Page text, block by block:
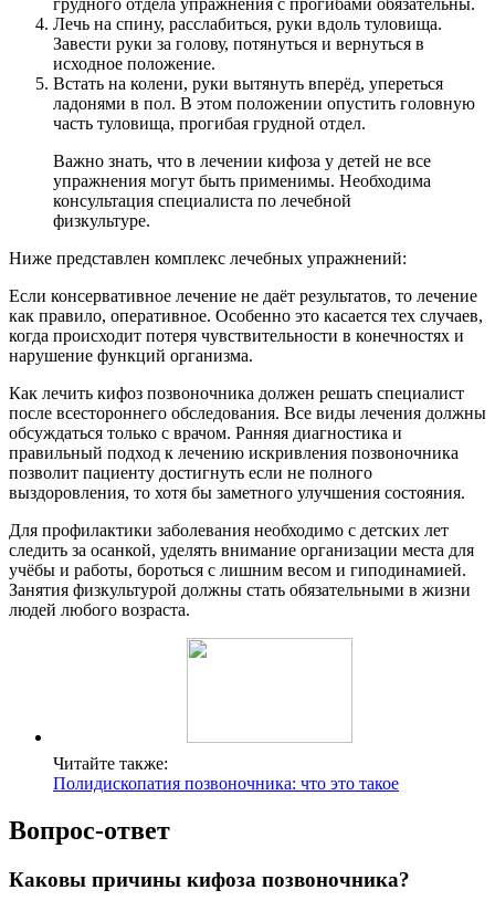
Лечь на спину, расслабиться, руки вдоль туловища.
Завести руки за голову, потянуться и вернуться в
исходное положение.
Встать на колени, руки вытянуть вперёд, упереться
ладонями в пол. В этом положении опустить головную
часть туловища, прогибая грудной отдел.
Важно знать, что в лечении кифоза у детей не все
упражнения могут быть применимы. Необходима
консультация специалиста по лечебной
физкультуре.
Ниже представлен комплекс лечебных упражнений:
Если консервативное лечение не даёт результатов, то лечение
как правило, оперативное. Особенно это касается тех случаев,
когда происходит потеря чувствительности в конечностях и
нарушение функций организма.
Как лечить кифоз позвоночника должен решать специалист
после всестороннего обследования. Все виды лечения должны
обсуждаться только с врачом. Ранняя диагностика и
правильный подход к лечению искривления позвоночника
позволит пациенту достигнуть если не полного
выздоровления, то хотя бы заметного улучшения состояния.
Для профилактики заболевания необходимо с детских лет
следить за осанкой, уделять внимание организации места для
учёбы и работы, бороться с лишним весом и гиподинамией.
Занятия физкультурой должны стать обязательными в жизни
людей любого возраста.
Читайте также:
Полидископатия позвоночника: что это такое
Вопрос-ответ
Каковы причины кифоза позвоночника?